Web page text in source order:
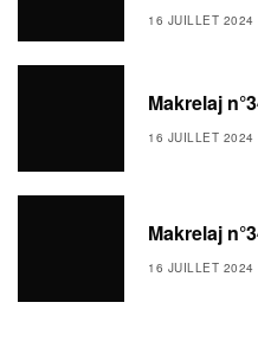
16 JUILLET 2024
Makrelaj
16 JUILLET 2024
Makrelaj
16 JUILLET 2024